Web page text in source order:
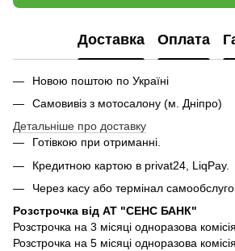
Доставка Оплата
Новою поштою по Україні
Самовивіз з мотосалону (м. Дніпро)
Детальніше про доставку
Готівкою при отриманні.
Кредитною картою в privat24, LiqPay.
Через касу або термінал
Розстрочка від АТ "СЕНС БАНК"
Розстрочка на 3 місяці одноразова
Розстрочка на 5 місяці одноразова